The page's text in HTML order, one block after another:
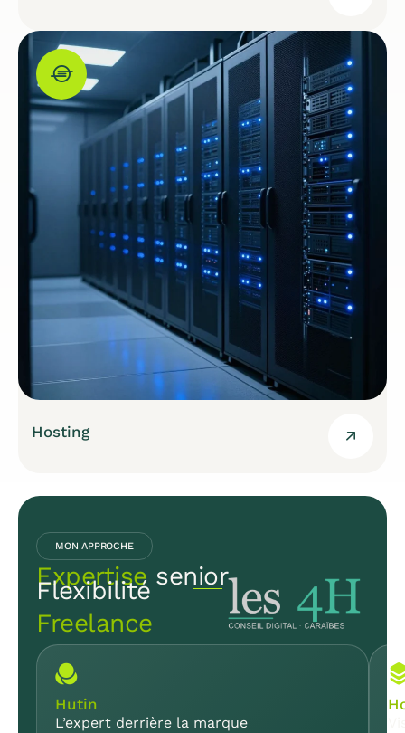
Hosting
MON APPROCHE
Expertise senior
Flexibilité
Freelance
Hutin
L’expert derrière la marque